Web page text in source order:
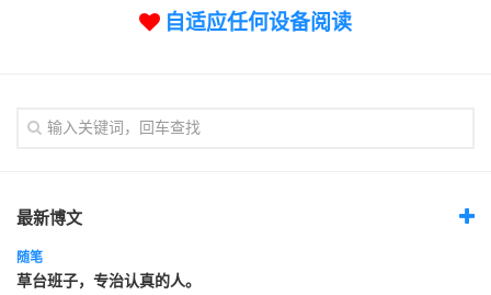
友情链接
自适应任何设备阅读
最新博文
随笔
草台班子，专治认真的人。